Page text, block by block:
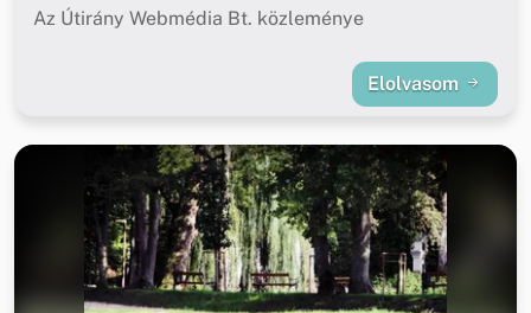
Az Útirány Webmédia Bt. közleménye
Elolvasom